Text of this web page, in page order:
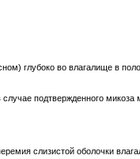
глубоко во влагалище в
подтвержденного
слизистой оболочки